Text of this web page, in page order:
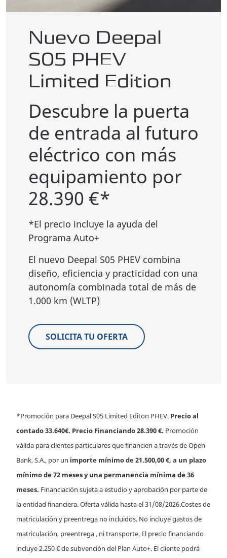
Nuevo Deepal
S05 PHEV
Limited Edition
Descubre la puerta
de entrada al futuro
eléctrico con más
equipamiento por
28.390 €*
*El precio incluye la ayuda del
Programa Auto+
El nuevo Deepal S05 PHEV combina
diseño, eficiencia y practicidad con una
autonomía combinada total de más de
1.000 km (WLTP)
SOLICITA TU OFERTA
*Promoción para Deepal S05 Limited Editon PHEV. Precio al
contado 33.640€. Precio Financiando 28.390 €. Promoción
válida para clientes particulares que financien a través de Open
Bank, S.A., por un importe mínimo de 21.500,00 €, a un plazo
mínimo de 72 meses y una permanencia mínima de 36
meses. Financiación sujeta a estudio y aprobación por parte de
la entidad financiera. Oferta válida hasta el 31/08/2026.Costes de
matriculación y preentrega no incluidos. No incluye gastos de
matriculación, preentrega , ni transporte. El precio financiando
incluye 2.250 € de subvención del Plan Auto+. El cliente podrá